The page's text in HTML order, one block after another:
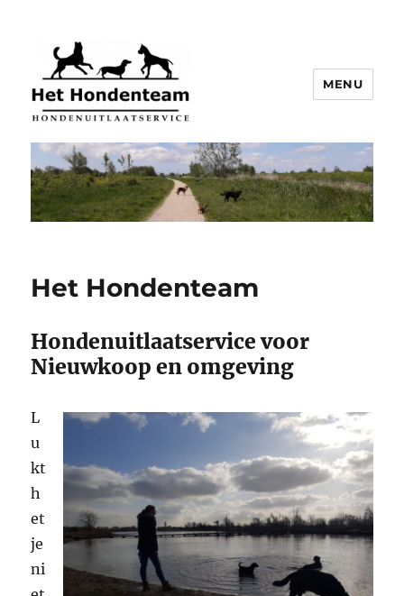
MENU
Het Hondenteam
Hondenuitlaatservice voor
Nieuwkoop en omgeving
L
u
kt
h
et
je
ni